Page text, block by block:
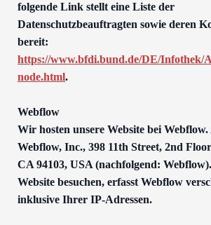
folgende Link stellt eine Liste der
Datenschutzbeauftragten sowie deren
bereit:
https://www.bfdi.bund.de/DE/Infothek/
node.html.
Webflow
Wir hosten unsere Website bei
Webflow, Inc., 398 11th Street, 2nd
CA 94103, USA (nachfolgend:
Website besuchen, erfasst Webflow
inklusive Ihrer IP-Adressen.